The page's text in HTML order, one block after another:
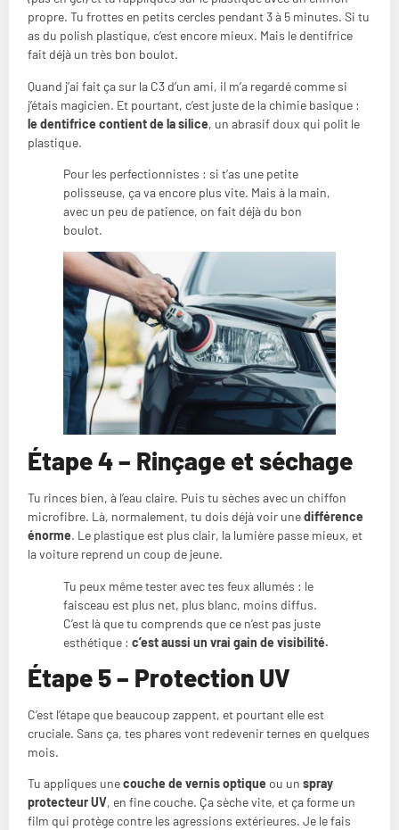
propre. Tu frottes en petits cercles pendant 3 à 5 minutes. Si tu
as du polish plastique, c’est encore mieux. Mais le dentifrice
fait déjà un très bon boulot.
Quand j’ai fait ça sur la C3 d’un ami, il m’a regardé comme si
j’étais magicien. Et pourtant, c’est juste de la chimie basique :
le dentifrice contient de la silice, un abrasif doux qui polit le
plastique.
Pour les perfectionnistes : si t’as une petite
polisseuse, ça va encore plus vite. Mais à la main,
avec un peu de patience, on fait déjà du bon
boulot.
Étape 4 – Rinçage et séchage
Tu rinces bien, à l’eau claire. Puis tu sèches avec un chiffon
microfibre. Là, normalement, tu dois déjà voir unedifférence
énorme. Le plastique est plus clair, la lumière passe mieux, et
la voiture reprend un coup de jeune.
Tu peux même tester avec tes feux allumés : le
faisceau est plus net, plus blanc, moins diffus.
C’est là que tu comprends que ce n’est pas juste
esthétique : c’est aussi un vrai gain de visibilité.
Étape 5 – Protection UV
C’est l’étape que beaucoup zappent, et pourtant elle est
cruciale. Sans ça, tes phares vont redevenir ternes en quelques
mois.
Tu appliques unecouche de vernis optique ou un spray
protecteur UV, en fine couche. Ça sèche vite, et ça forme un
film qui protège contre les agressions extérieures. Je le fais